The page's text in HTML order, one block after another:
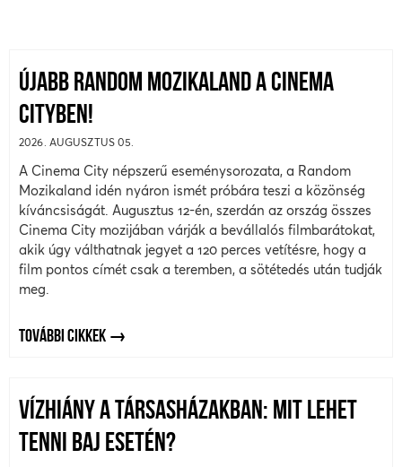
ÚJABB RANDOM MOZIKALAND A CINEMA
CITYBEN!
2026. AUGUSZTUS 05.
A Cinema City népszerű eseménysorozata, a Random
Mozikaland idén nyáron ismét próbára teszi a közönség
kíváncsiságát. Augusztus 12-én, szerdán az ország összes
Cinema City mozijában várják a bevállalós filmbarátokat,
akik úgy válthatnak jegyet a 120 perces vetítésre, hogy a
film pontos címét csak a teremben, a sötétedés után tudják
meg.
TOVÁBBI CIKKEK
VÍZHIÁNY A TÁRSASHÁZAKBAN: MIT LEHET
TENNI BAJ ESETÉN?